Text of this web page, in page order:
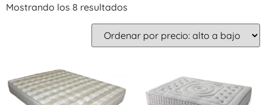
Mostrando los 8 resultados